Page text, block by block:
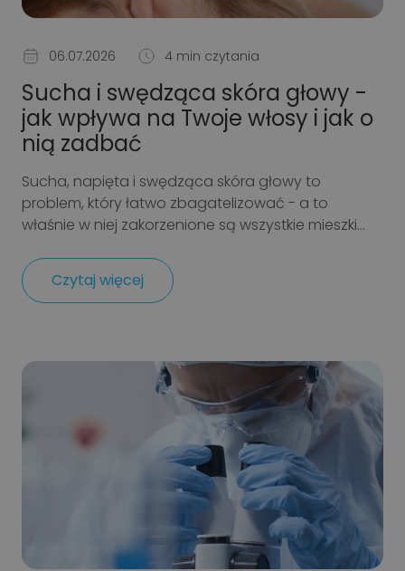
06.07.2026 4 min czytania
Sucha i swędząca skóra głowy -
jak wpływa na Twoje włosy i jak o
nią zadbać
Sucha, napięta i swędząca skóra głowy to
problem, który łatwo zbagatelizować - a to
właśnie w niej zakorzenione są wszystkie mieszki...
Czytaj więcej